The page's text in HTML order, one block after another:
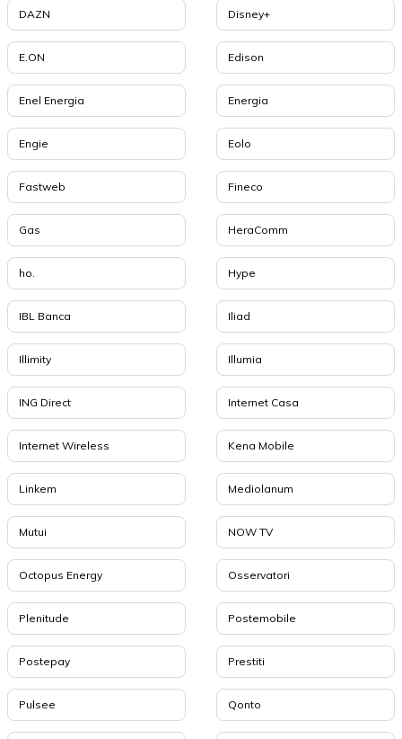
DAZN Disney+
E.ON Edison
Enel Energia Energia
Engie Eolo
Fastweb Fineco
Gas HeraComm
ho. Hype
IBL Banca Iliad
Illimity Illumia
ING Direct Internet Casa
Internet Wireless Kena Mobile
Linkem Mediolanum
Mutui NOW TV
Octopus Energy Osservatori
Plenitude Postemobile
Postepay Prestiti
Pulsee Qonto